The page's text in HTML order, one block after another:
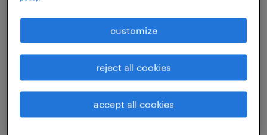
一般事務・OA事務
勤務期間
長期（3ヶ月以上）
customize
reject all cookies
accept all cookies